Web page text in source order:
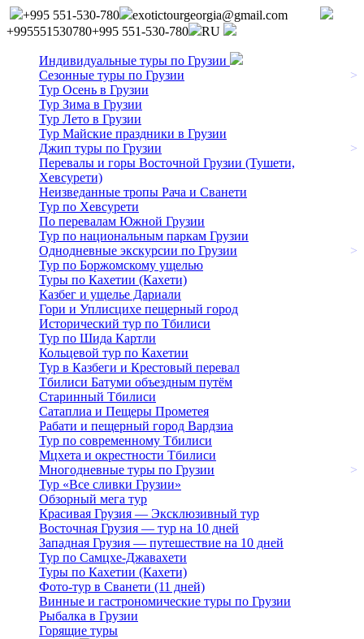
+995 551-530-780
exotictourgeorgia@gmail.com
+995551530780+995 551-530-780 RU
Индивидуальные туры по Грузии
Сезонные туры по Грузии
>
Тур Осень в Грузии
Тур Зима в Грузии
Тур Лето в Грузии
Тур Майские праздники в Грузии
Джип туры по Грузии
>
Перевалы и горы Восточной Грузии (Тушети,
Хевсурети)
Неизведанные тропы Рача и Сванети
Тур по Хевсурети
По перевалам Южной Грузии
Тур по национальным паркам Грузии
Однодневные экскурсии по Грузии
>
Тур по Боржомскому ущелью
Туры по Кахетии (Кахети)
Казбег и ущелье Дариали
Гори и Уплисцихе пещерный город
Исторический тур по Тбилиси
Тур по Шида Картли
Кольцевой тур по Кахетии
Тур в Казбеги и Крестовый перевал
Тбилиси Батуми объездным путём
Старинный Тбилиси
Сатаплиа и Пещеры Прометея
Рабати и пещерный город Вардзиа
Тур по современному Тбилиси
Мцхета и окрестности Тбилиси
Многодневные туры по Грузии
>
Тур «Все сливки Грузии»
Обзорный мега тур
Красивая Грузия — Эксклюзивный тур
Восточная Грузия — тур на 10 дней
Западная Грузия — путешествие на 10 дней
Тур по Самцхе-Джавахети
Туры по Кахетии (Кахети)
Фото-тур в Сванети (11 дней)
Винные и гастрономические туры по Грузии
Рыбалка в Грузии
Горящие туры